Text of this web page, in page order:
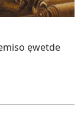
ẹwetde